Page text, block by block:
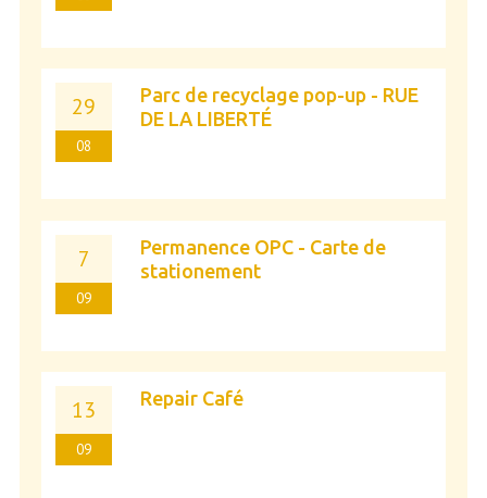
29
08
Parc de recyclage pop-up - RUE
DE LA LIBERTÉ
7
09
Permanence OPC - Carte de
stationement
13
09
Repair Café